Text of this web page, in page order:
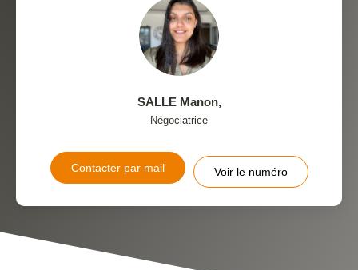
SALLE Manon,
Négociatrice
Contacter par mail Voir le numéro